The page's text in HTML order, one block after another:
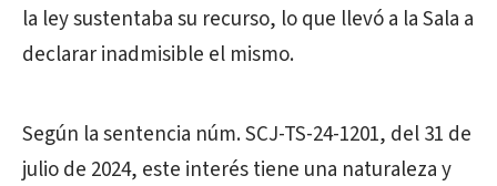
la ley sustentaba su recurso, lo que llevó a la Sala a
declarar inadmisible el mismo.
Según la sentencia núm. SCJ-TS-24-1201, del 31 de
julio de 2024, este interés tiene una naturaleza y